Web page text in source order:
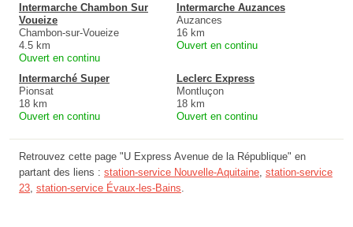
Intermarche Chambon Sur
Voueize
Chambon-sur-Voueize
4.5 km
Ouvert en continu
Intermarche Auzances
Auzances
16 km
Ouvert en continu
Intermarché Super
Pionsat
18 km
Ouvert en continu
Leclerc Express
Montluçon
18 km
Ouvert en continu
Retrouvez cette page "U Express Avenue de la République" en
partant des liens : station-service Nouvelle-Aquitaine station-service
23 station-service Évaux-les-Bains